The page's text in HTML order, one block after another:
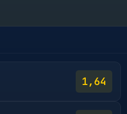
1,64